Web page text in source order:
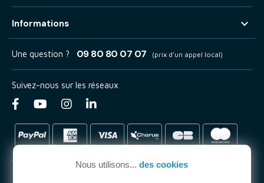
Informations 
Nous utilisons... des cookies
Une question ? 09 80 80 07 07 (prix d'un appel local)
Suivez-nous sur les réseaux